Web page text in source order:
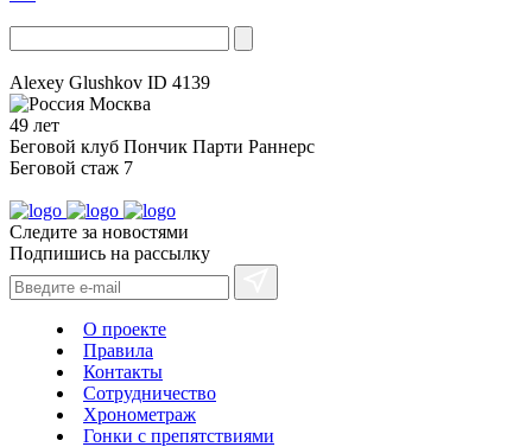
Alexey Glushkov ID 4139
Москва
49 лет
Беговой клуб Пончик Парти Раннерс
Беговой стаж 7
Следите за новостями
Подпишись на рассылку
О проекте
Правила
Контакты
Сотрудничество
Хронометраж
Гонки с препятствиями